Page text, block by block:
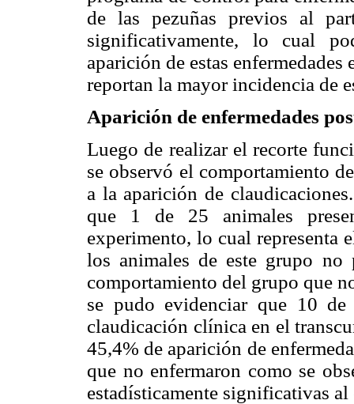
de las pezuñas previos al
significativamente, lo cual
aparición de estas
reportan la mayor incidencia de
Aparición de enfermedades
Luego de realizar el recorte
se observó el comportamiento
a la aparición de
que 1 de 25 animales
experimento, lo cual representa
los animales de este grupo no
comportamiento del grupo que
se pudo evidenciar que 10 de
claudicación clínica en el
45,4% de aparición de
que no enfermaron como se
estadísticamente significativas